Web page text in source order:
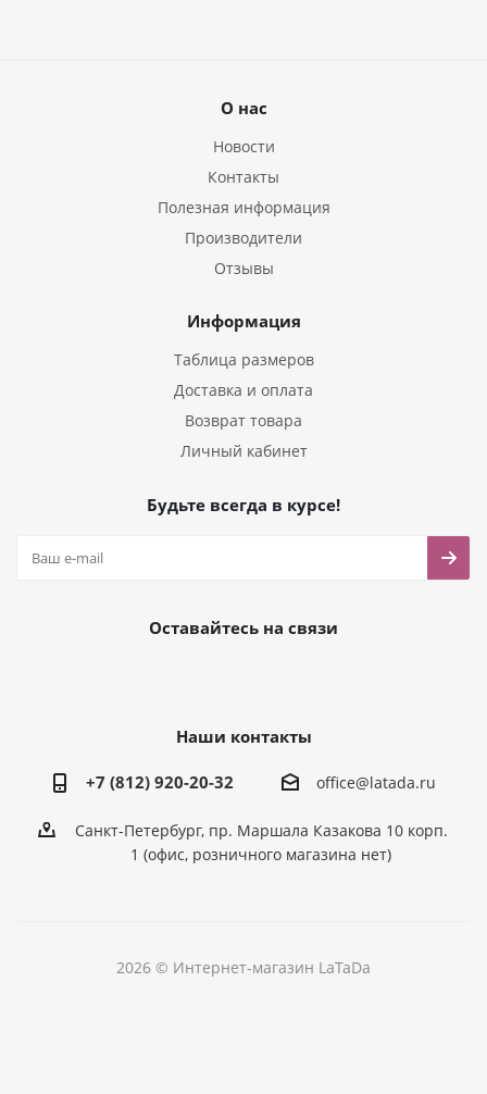
О нас
Новости
Контакты
Полезная информация
Производители
Отзывы
Информация
Таблица размеров
Доставка и оплата
Возврат товара
Личный кабинет
Будьте всегда в курсе!
Оставайтесь на связи
Наши контакты
+7 (812) 920-20-32 office@latada.ru
Санкт-Петербург, пр. Маршала Казакова 10 корп.
1 (офис, розничного магазина нет)
2026 © Интернет-магазин LaTaDa